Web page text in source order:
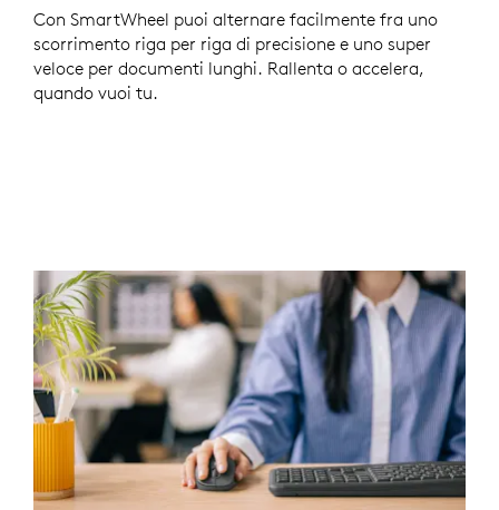
Con SmartWheel puoi alternare facilmente fra uno
scorrimento riga per riga di precisione e uno super
veloce per documenti lunghi. Rallenta o accelera,
quando vuoi tu.